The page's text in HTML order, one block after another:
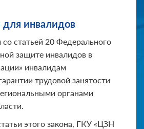
для инвалидов
со статьей 20 Федерального
защите инвалидов в
инвалидам
трудовой занятости
органами
этого закона, ГКУ «ЦЗН